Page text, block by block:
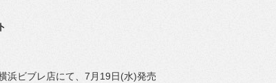
浜ビブレ店にて、7月19日(水)発売